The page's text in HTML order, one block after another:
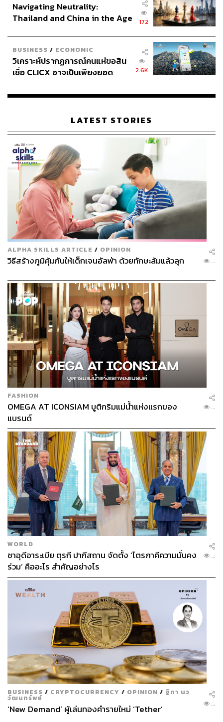
Navigating Neutrality:
Thailand and China in the Age
172
BUSINESS / ECONOMIC
วิเคราะห์ปรากฏการณ์คนแห่ขอสิน
เชื่อ CLICX อาจเป็นเพียงยอด
เรือนไทยที่ถูกซุกไว้
2.6K
LATEST STORIES
ALPHA SKILLS ARTICLE / OPINION
วิธีสร้างภูมิคุ้มกันให้เด็กเจนอัลฟ่า ด้วยทักษะล้มแล้วลุก ...
FASHION
OMEGA AT ICONSIAM บูติกริมแม่น้ำแห่งแรกของ
แบรนด์
...
WORLD
ซาอุดีอาระเบีย ตุรกี ปากีสถาน จัดตั้ง ‘ไตรภาคีความมั่นคง
ร่วม’ คืออะไร สำคัญอย่างไร
...
BUSINESS / CRYPTOCURRENCY / OPINION / ฐิภา นว
วัฒนทรัพย์
‘New Demand’ ผู้เล่นทองคำรายใหม่ ‘Tether’ ...